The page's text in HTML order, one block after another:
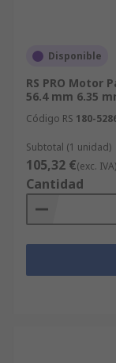
Disponible
RS PRO Motor
56.4 mm 6.35
Código RS 180-
Subtotal (1 unidad)
105,32 €(exc. IVA)
Cantidad